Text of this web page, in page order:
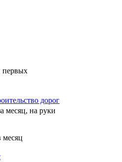
первых
дорог
месяц, на руки
месяц